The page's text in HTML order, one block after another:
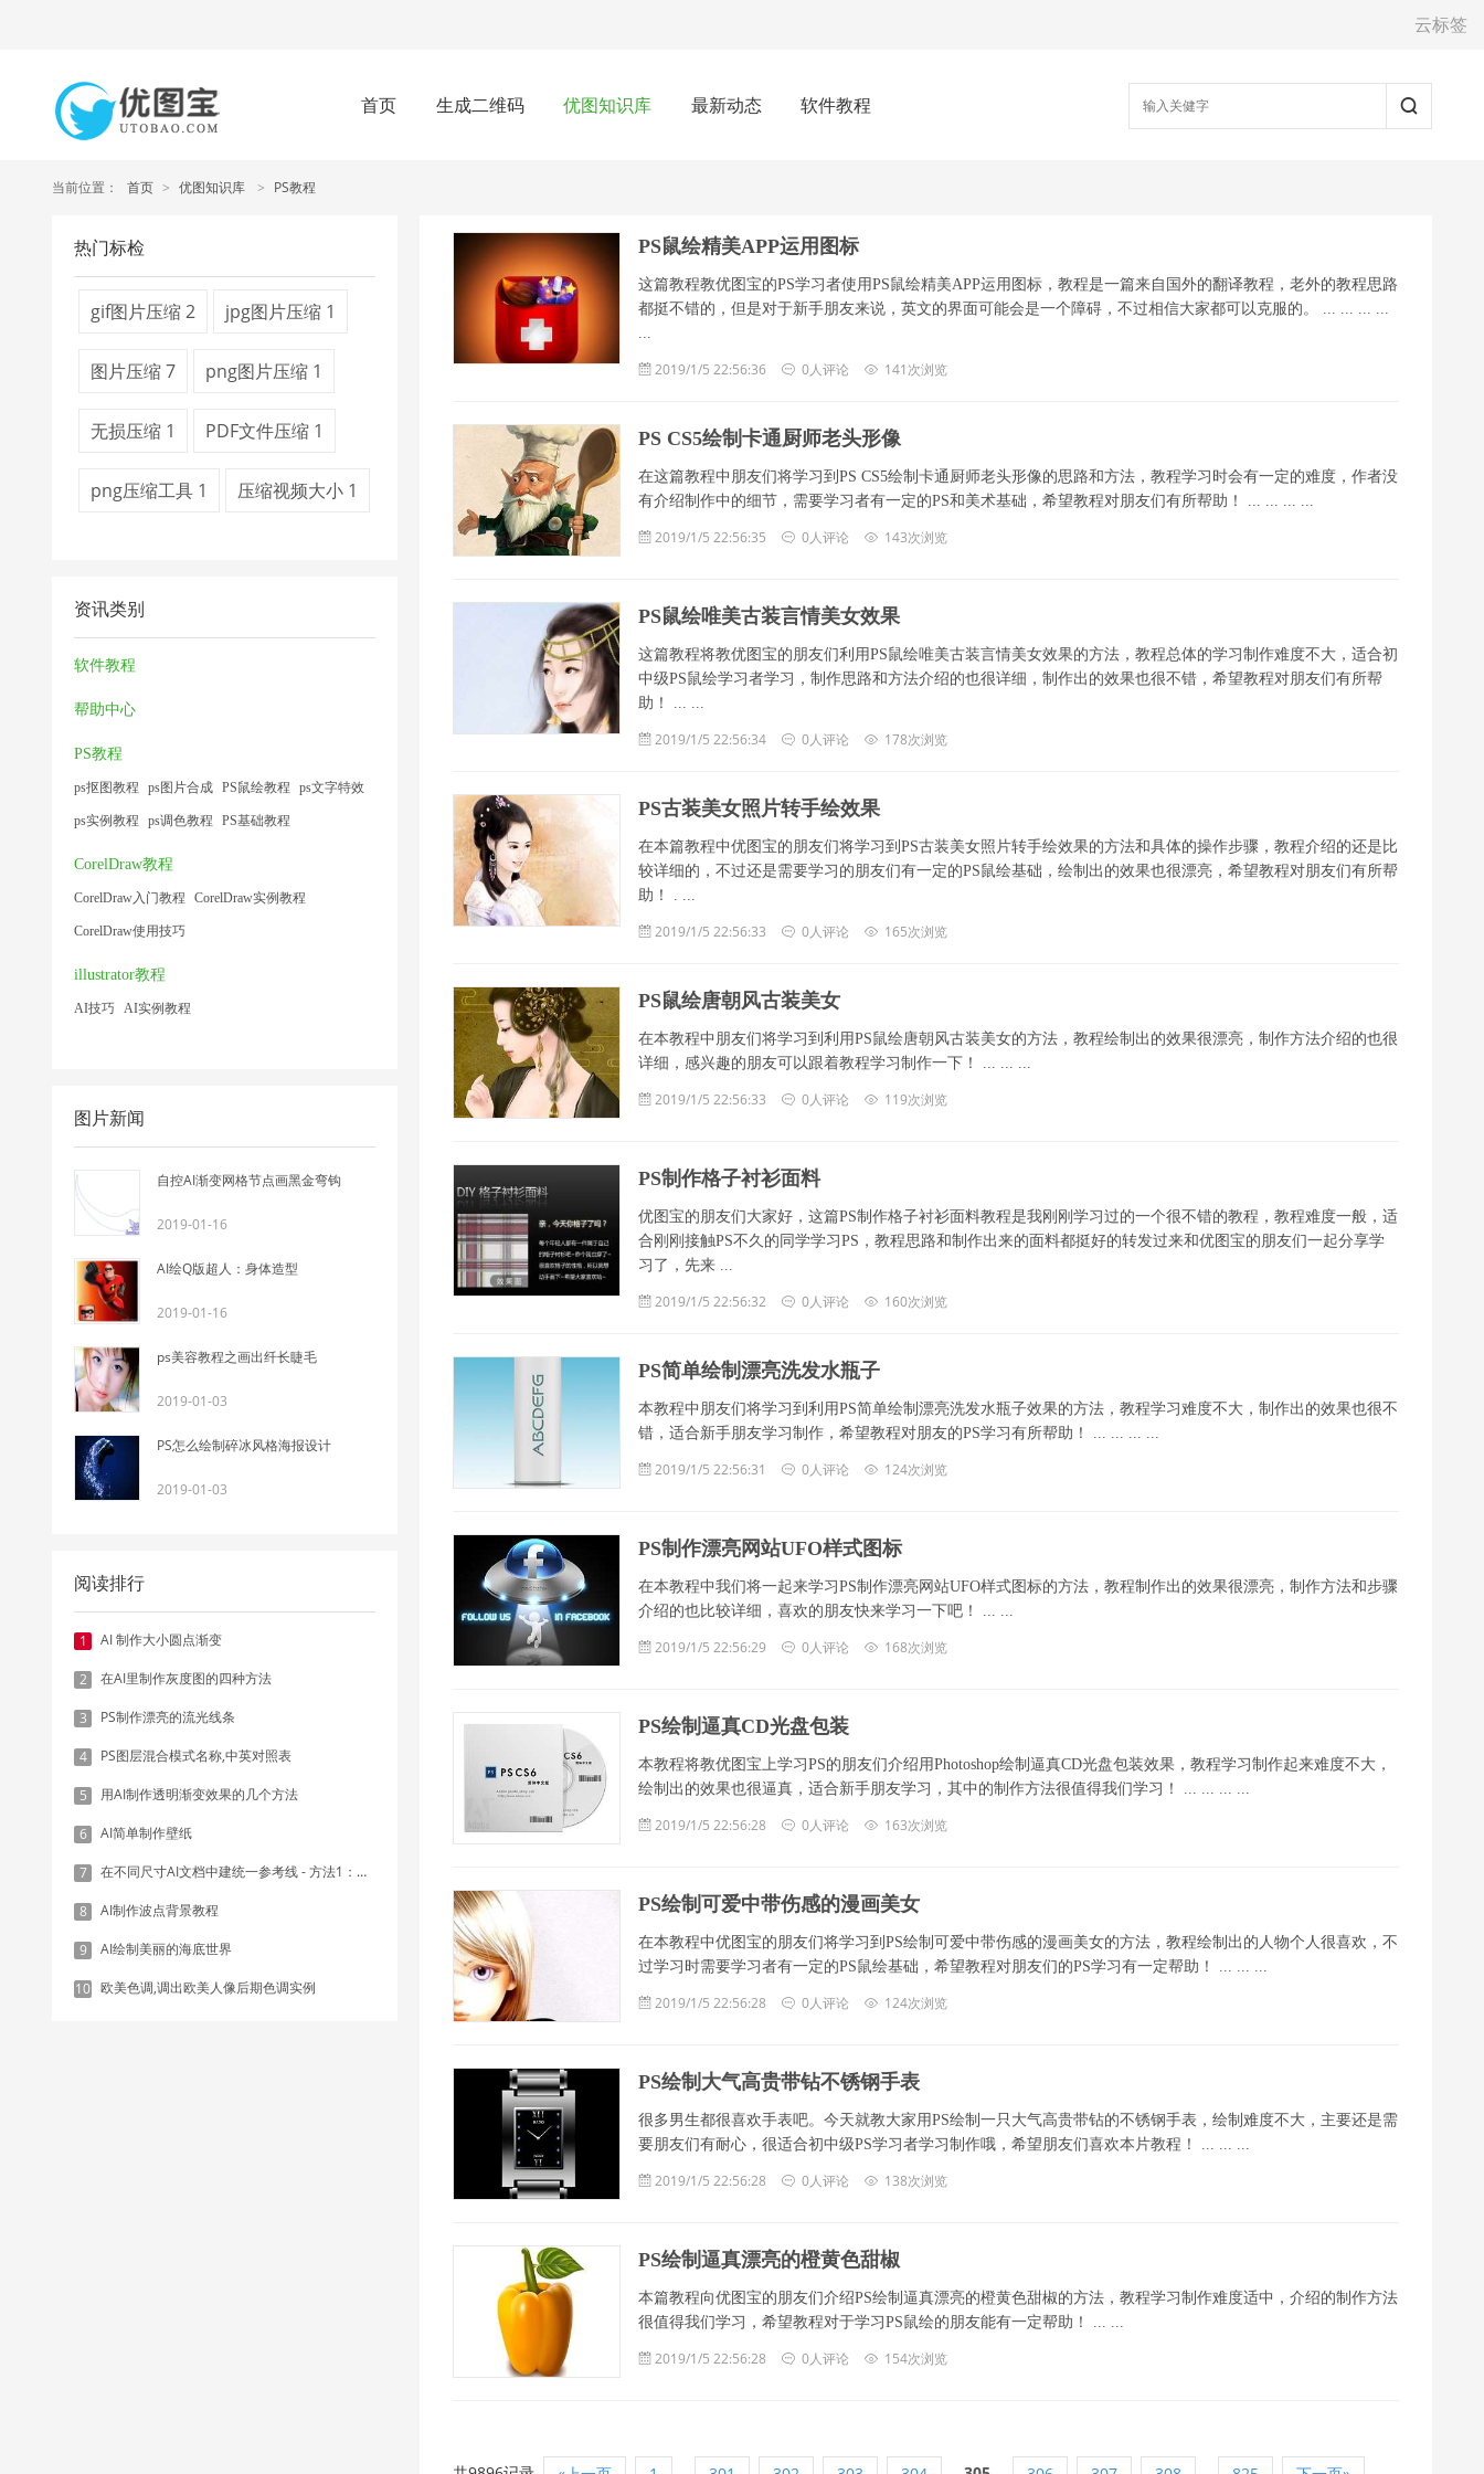
云标签
首页 生成二维码 优图知识库 最新动态 软件教程
当前位置： 首页 > 优图知识库 > PS教程
热门标检
gif图片压缩2 jpg图片压缩 1
图片压缩7 png图片压缩 1
无损压缩 1 PDF文件压缩 1
png压缩工具 1 压缩视频大小 1
资讯类别
软件教程
帮助中心
PS教程
ps抠图教程 ps图片合成 PS鼠绘教程 ps文字特效
ps实例教程 ps调色教程 PS基础教程
CorelDraw教程
CorelDraw入门教程 CorelDraw实例教程
CorelDraw使用技巧
illustrator教程
AI技巧 AI实例教程
图片新闻
自控AI渐变网格节点画黑金弯钩
2019-01-16
AI绘Q版超人：身体造型
2019-01-16
ps美容教程之画出纤长睫毛
2019-01-03
PS怎么绘制碎冰风格海报设计
2019-01-03
阅读排行
1 AI 制作大小圆点渐变
2 在AI里制作灰度图的四种方法
3 PS制作漂亮的流光线条
4 PS图层混合模式名称,中英对照表
5 用AI制作透明渐变效果的几个方法
6 AI简单制作壁纸
7 在不同尺寸AI文档中建统一参考线 - 方法1：对齐和分布
8 AI制作波点背景教程
9 AI绘制美丽的海底世界
10 欧美色调,调出欧美人像后期色调实例
PS鼠绘精美APP运用图标
这篇教程教优图宝的PS学习者使用PS鼠绘精美APP运用图标，教程是一篇来自国外的翻译教程，老外的教程思路
都挺不错的，但是对于新手朋友来说，英文的界面可能会是一个障碍，不过相信大家都可以克服的。 ... ... ... ...
...
2019/1/5 22:56:36 0人评论 141次浏览
PS CS5绘制卡通厨师老头形像
在这篇教程中朋友们将学习到PS CS5绘制卡通厨师老头形像的思路和方法，教程学习时会有一定的难度，作者没
有介绍制作中的细节，需要学习者有一定的PS和美术基础，希望教程对朋友们有所帮助！ ... ... ... ...
2019/1/5 22:56:35 0人评论 143次浏览
PS鼠绘唯美古装言情美女效果
这篇教程将教优图宝的朋友们利用PS鼠绘唯美古装言情美女效果的方法，教程总体的学习制作难度不大，适合初
中级PS鼠绘学习者学习，制作思路和方法介绍的也很详细，制作出的效果也很不错，希望教程对朋友们有所帮
助！ ... ...
2019/1/5 22:56:34 0人评论 178次浏览
PS古装美女照片转手绘效果
在本篇教程中优图宝的朋友们将学习到PS古装美女照片转手绘效果的方法和具体的操作步骤，教程介绍的还是比
较详细的，不过还是需要学习的朋友们有一定的PS鼠绘基础，绘制出的效果也很漂亮，希望教程对朋友们有所帮
助！ . ...
2019/1/5 22:56:33 0人评论 165次浏览
PS鼠绘唐朝风古装美女
在本教程中朋友们将学习到利用PS鼠绘唐朝风古装美女的方法，教程绘制出的效果很漂亮，制作方法介绍的也很
详细，感兴趣的朋友可以跟着教程学习制作一下！ ... ... ...
2019/1/5 22:56:33 0人评论 119次浏览
PS制作格子衬衫面料
优图宝的朋友们大家好，这篇PS制作格子衬衫面料教程是我刚刚学习过的一个很不错的教程，教程难度一般，适
合刚刚接触PS不久的同学学习PS，教程思路和制作出来的面料都挺好的转发过来和优图宝的朋友们一起分享学
习了，先来 ...
2019/1/5 22:56:32 0人评论 160次浏览
PS简单绘制漂亮洗发水瓶子
本教程中朋友们将学习到利用PS简单绘制漂亮洗发水瓶子效果的方法，教程学习难度不大，制作出的效果也很不
错，适合新手朋友学习制作，希望教程对朋友的PS学习有所帮助！ ... ... ... ...
2019/1/5 22:56:31 0人评论 124次浏览
PS制作漂亮网站UFO样式图标
在本教程中我们将一起来学习PS制作漂亮网站UFO样式图标的方法，教程制作出的效果很漂亮，制作方法和步骤
介绍的也比较详细，喜欢的朋友快来学习一下吧！ ... ...
2019/1/5 22:56:29 0人评论 168次浏览
PS绘制逼真CD光盘包装
本教程将教优图宝上学习PS的朋友们介绍用Photoshop绘制逼真CD光盘包装效果，教程学习制作起来难度不大，
绘制出的效果也很逼真，适合新手朋友学习，其中的制作方法很值得我们学习！ ... ... ... ...
2019/1/5 22:56:28 0人评论 163次浏览
PS绘制可爱中带伤感的漫画美女
在本教程中优图宝的朋友们将学习到PS绘制可爱中带伤感的漫画美女的方法，教程绘制出的人物个人很喜欢，不
过学习时需要学习者有一定的PS鼠绘基础，希望教程对朋友们的PS学习有一定帮助！ ... ... ...
2019/1/5 22:56:28 0人评论 124次浏览
PS绘制大气高贵带钻不锈钢手表
很多男生都很喜欢手表吧。今天就教大家用PS绘制一只大气高贵带钻的不锈钢手表，绘制难度不大，主要还是需
要朋友们有耐心，很适合初中级PS学习者学习制作哦，希望朋友们喜欢本片教程！ ... ... ...
2019/1/5 22:56:28 0人评论 138次浏览
PS绘制逼真漂亮的橙黄色甜椒
本篇教程向优图宝的朋友们介绍PS绘制逼真漂亮的橙黄色甜椒的方法，教程学习制作难度适中，介绍的制作方法
很值得我们学习，希望教程对于学习PS鼠绘的朋友能有一定帮助！ ... ...
2019/1/5 22:56:28 0人评论 154次浏览